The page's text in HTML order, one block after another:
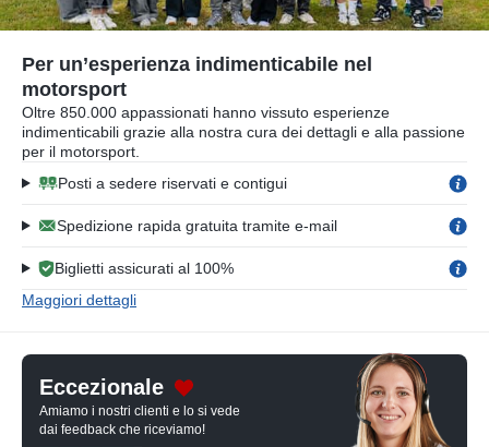
Per un’esperienza indimenticabile nel
motorsport
Oltre 850.000 appassionati hanno vissuto esperienze
indimenticabili grazie alla nostra cura dei dettagli e alla passione
per il motorsport.
Posti a sedere riservati e contigui
Spedizione rapida gratuita tramite e-mail
Biglietti assicurati al 100%
Maggiori dettagli
Eccezionale
Amiamo i nostri clienti e lo si vede
dai feedback che riceviamo!